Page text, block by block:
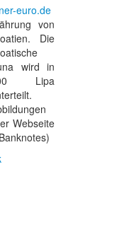
euro.de
von
Die
wird in
Lipa
Webseite